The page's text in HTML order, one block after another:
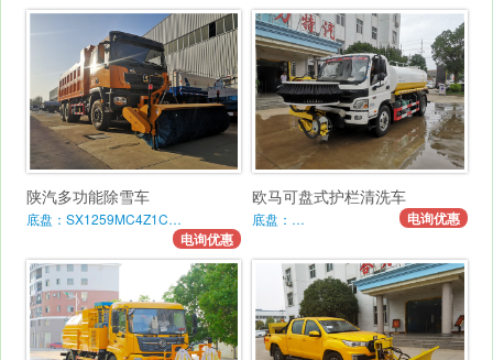
陕汽多功能除雪车
底盘：SX1259MC4Z1C…
电询优惠
欧马可盘式护栏清洗车
底盘：… 电询优惠